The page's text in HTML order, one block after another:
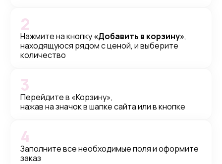
Нажмите на кнопку«Добавить в корзину»,
находящуюся рядом с ценой, и выберите
количество
2
Перейдите в «Корзину»,
нажав на значок в шапке сайта или в кнопке
3
Заполните все необходимые поля и оформите
заказ
4